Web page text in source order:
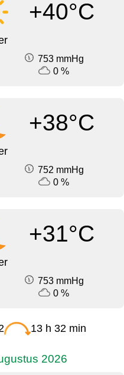
+40°C
753 mmHg
0 %
+38°C
752 mmHg
0 %
+31°C
753 mmHg
0 %
13 h 32 min
2026